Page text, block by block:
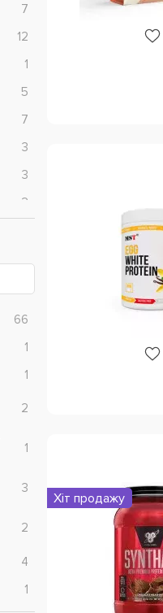
7
12
1
5
7
3
3
2
1
7
1
3
4
2
66
1
1
2
1
3
2
4
1
Хіт продажу